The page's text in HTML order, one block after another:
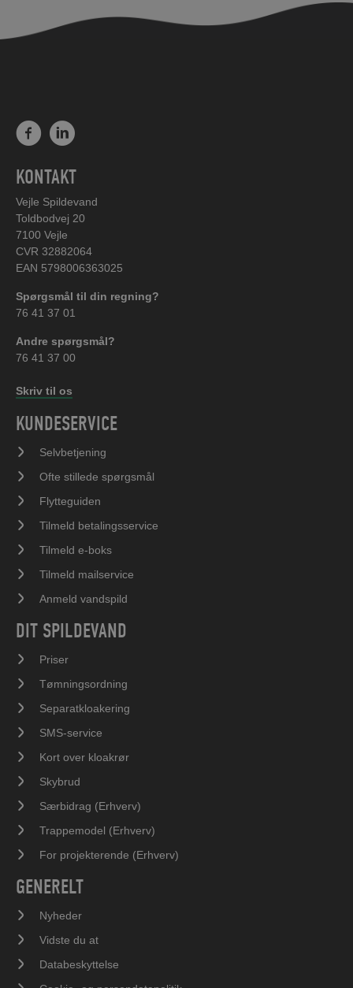
KONTAKT
Vejle Spildevand
Toldbodvej 20
7100 Vejle
CVR 32882064
EAN 5798006363025
Spørgsmål til din regning?
76 41 37 01
Andre spørgsmål?
76 41 37 00
Skriv til os
KUNDESERVICE
Selvbetjening
Ofte stillede spørgsmål
Flytteguiden
Tilmeld betalingsservice
Tilmeld e-boks
Tilmeld mailservice
Anmeld vandspild
DIT SPILDEVAND
Priser
Tømningsordning
Separatkloakering
SMS-service
Kort over kloakrør
Skybrud
Særbidrag (Erhverv)
Trappemodel (Erhverv)
For projekterende (Erhverv)
GENERELT
Nyheder
Vidste du at
Databeskyttelse